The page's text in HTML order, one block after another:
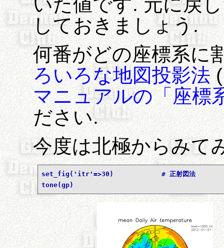
いた値です. 元に戻
しておきましょう.
何番がどの座標系に
ろいろな地図投影法(
マニュアルの「座標
ださい.
今度は北極からみて
set_fig('itr'=>30)            # 正射図法
tone(gp)